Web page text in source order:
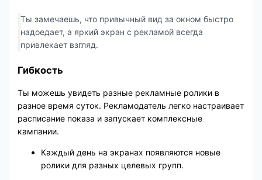
Ты замечаешь, что привычный вид за окном быстро
надоедает, а яркий экран с рекламой всегда
привлекает взгляд.
Гибкость
Ты можешь увидеть разные рекламные ролики в
разное время суток. Рекламодатель легко настраивает
расписание показа и запускает комплексные
кампании.
Каждый день на экранах появляются новые
ролики для разных целевых групп.